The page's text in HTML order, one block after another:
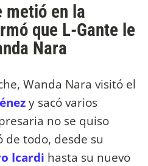
metió en la
que L-Gante le
Nara
Wanda Nara visitó el
y sacó varios
no se quiso
todo, desde su
Icardi hasta su nuevo